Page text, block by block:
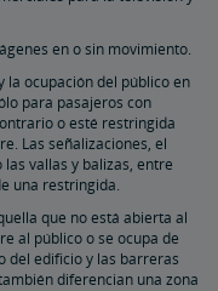
en o sin movimiento.
la ocupación del público en
para pasajeros con
o esté restringida
Las señalizaciones, el
vallas y balizas, entre
una restringida.
que no está abierta al
al público o se ocupa de
del edificio y las barreras
diferencian una zona